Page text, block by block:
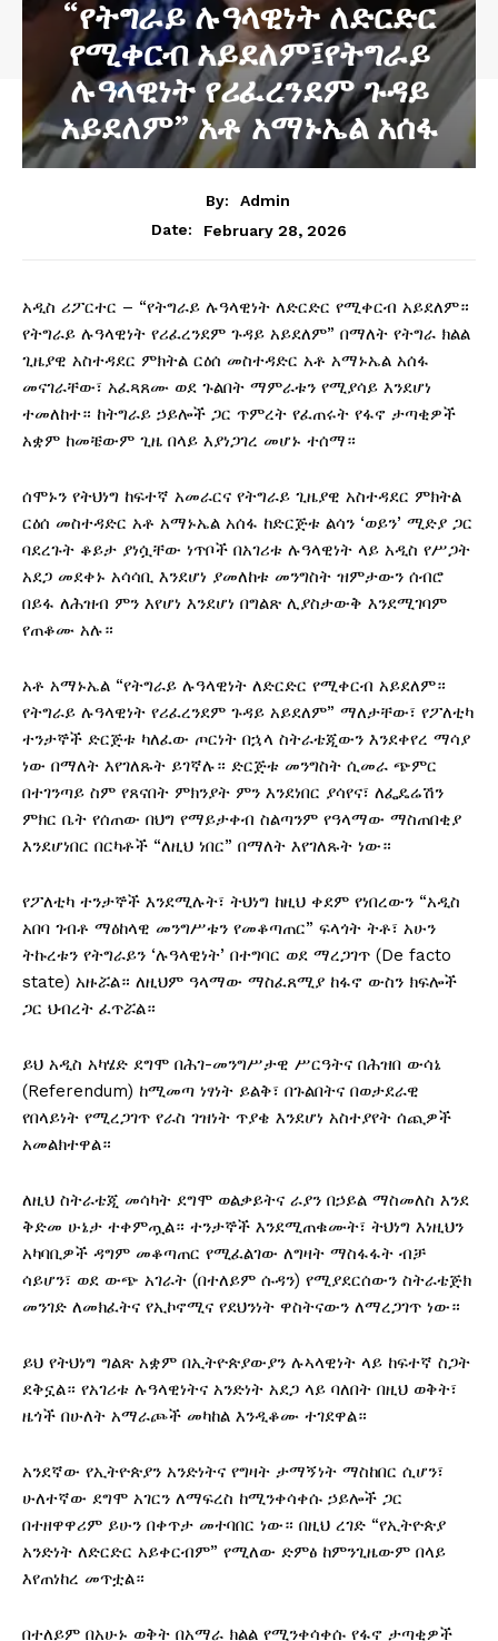
“የትግራይ ሉዓላዊነት ለድርድር
የሚቀርብ አይደለም፤የትግራይ
ሉዓላዊነት የሪፈረንደም ጉዳይ
አይደለም” አቶ አማኑኤል አሰፋ
By:
Admin
Date:
February 28, 2026
አዲስ ሪፖርተር – “የትግራይ ሉዓላዊነት ለድርድር የሚቀርብ አይደለም።
የትግራይ ሉዓላዊነት የሪፈረንደም ጉዳይ አይደለም” በማለት የትግራ ክልል
ጊዜያዊ አስተዳደር ምክትል ርዕሰ መስተዳድር አቶ አማኑኤል አሰፋ
መናገራቸው፣ አፈጻጸሙ ወደ ጉልበት ማምራቱን የሚያሳይ እንደሆነ
ተመለከተ። ከትግራይ ኃይሎች ጋር ጥምረት የፈጠሩት የፋኖ ታጣቂዎች
አቋም ከመቼውም ጊዜ በላይ እያነጋገረ መሆኑ ተሰማ።
ሰሞኑን የትህነግ ከፍተኛ አመራርና የትግራይ ጊዜያዊ አስተዳደር ምክትል
ርዕሰ መስተዳድር አቶ አማኑኤል አሰፋ ከድርጅቱ ልሳን ‘ወይን’ ሚድያ ጋር
ባደረጉት ቆይታ ያነሷቸው ነጥቦች በአገሪቱ ሉዓላዊነት ላይ አዲስ የሥጋት
አደጋ መደቀኑ አሳሳቢ እንደሆነ ያመለከቱ መንግስት ዝምታውን ሰብሮ
በይፋ ለሕዝብ ምን እየሆነ እንደሆነ በግልጽ ሊያስታውቅ እንደሚገባም
የጠቆሙ አሉ።
አቶ አማኑኤል “የትግራይ ሉዓላዊነት ለድርድር የሚቀርብ አይደለም።
የትግራይ ሉዓላዊነት የሪፈረንደም ጉዳይ አይደለም” ማለታቸው፣ የፖለቲካ
ተንታኞች ድርጅቱ ካለፈው ጦርነት በኋላ ስትራቴጂውን እንደቀየረ ማሳያ
ነው በማለት እየገለጹት ይገኛሉ። ድርጅቱ መንግስት ሲመራ ጭምር
በተገንጣይ ስም የጸናበት ምክንያት ምን እንደነበር ያሳየና፣ ለፌዴሬሽን
ምክር ቤት የሰጠው በህግ የማይታቀብ ስልጣንም የዓላማው ማስጠበቂያ
እንደሆነበር በርካቶች “ለዚህ ነበር” በማለት እየገለጹት ነው።
የፖለቲካ ተንታኞች እንደሚሉት፣ ትህነግ ከዚህ ቀደም የነበረውን “አዲስ
አበባ ገብቶ ማዕከላዊ መንግሥቱን የመቆጣጠር” ፍላጎት ትቶ፣ አሁን
ትኩረቱን የትግራይን ‘ሉዓላዊነት’ በተግባር ወደ ማረጋገጥ (De facto
state) አዙሯል። ለዚህም ዓላማው ማስፈጸሚያ ከፋኖ ውስን ክፍሎች
ጋር ህብረት ፈጥሯል።
ይህ አዲስ አካሄድ ደግሞ በሕገ-መንግሥታዊ ሥርዓትና በሕዝበ ውሳኔ
(Referendum) ከሚመጣ ነፃነት ይልቅ፣ በጉልበትና በወታደራዊ
የበላይነት የሚረጋገጥ የራስ ገዝነት ጥያቄ እንደሆነ አስተያየት ሰጪዎች
አመልክተዋል።
ለዚህ ስትራቴጂ መሳካት ደግሞ ወልቃይትና ራያን በኃይል ማስመለስ እንደ
ቅድመ ሁኔታ ተቀምጧል። ተንታኞች እንደሚጠቁሙት፣ ትህነግ እነዚህን
አካባቢዎች ዳግም መቆጣጠር የሚፈልገው ለግዛት ማስፋፋት ብቻ
ሳይሆን፣ ወደ ውጭ አገራት (በተለይም ሱዳን) የሚያደርሰውን ስትራቴጅክ
መንገድ ለመክፈትና የኢኮኖሚና የደህንነት ዋስትናውን ለማረጋገጥ ነው።
ይህ የትህነግ ግልጽ አቋም በኢትዮጵያውያን ሉኣላዊነት ላይ ከፍተኛ ስጋት
ደቅኗል። የአገሪቱ ሉዓላዊነትና አንድነት አደጋ ላይ ባለበት በዚህ ወቅት፣
ዜጎች በሁለት አማራጮች መካከል እንዲቆሙ ተገደዋል።
አንደኛው የኢትዮጵያን አንድነትና የግዛት ታማኝነት ማስከበር ሲሆን፣
ሁለተኛው ደግሞ አገርን ለማፍረስ ከሚንቀሳቀሱ ኃይሎች ጋር
በተዘዋዋሪም ይሁን በቀጥታ መተባበር ነው። በዚህ ረገድ “የኢትዮጵያ
አንድነት ለድርድር አይቀርብም” የሚለው ድምፅ ከምንጊዜውም በላይ
እየጠነከረ መጥቷል።
በተለይም በአሁኑ ወቅት በአማራ ክልል የሚንቀሳቀሱ የፋኖ ታጣቂዎች